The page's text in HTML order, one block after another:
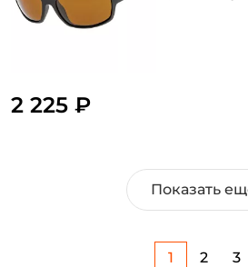
2 225 ₽
Показать
1 2 3